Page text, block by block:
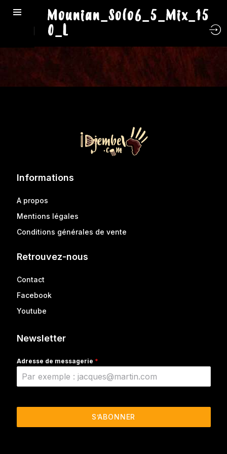
Mounian_Solo6_5_Mix_15
0_L
Informations
A propos
Mentions légales
Conditions générales de vente
Retrouvez-nous
Contact
Facebook
Youtube
Newsletter
Adresse de messagerie *
S’ABONNER